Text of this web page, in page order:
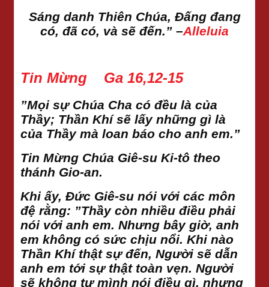
Sáng danh Thiên Chúa, Đấng đang
có, đã có, và sẽ đến.” –Alleluia
Tin Mừng Ga 16,12-15
”Mọi sự Chúa Cha có đều là của
Thầy; Thần Khí sẽ lấy những gì là
của Thầy mà loan báo cho anh em.”
Tin Mừng Chúa Giê-su Ki-tô theo
thánh Gio-an.
Khi ấy, Đức Giê-su nói với các môn
đệ rằng: ”Thầy còn nhiều điều phải
nói với anh em. Nhưng bây giờ, anh
em không có sức chịu nổi. Khi nào
Thần Khí thật sự đến, Người sẽ dẫn
anh em tới sự thật toàn vẹn. Người
sẽ không tự mình nói điều gì, nhưng